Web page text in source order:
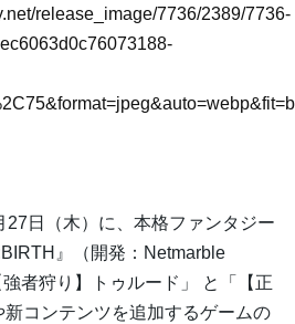
release_image/7736/2389/7736-
27日（木）に、本格ファンタジー
』（開発：Netmarble
者狩り】トゥルード」 と「【正
コンテンツを追加するゲームの